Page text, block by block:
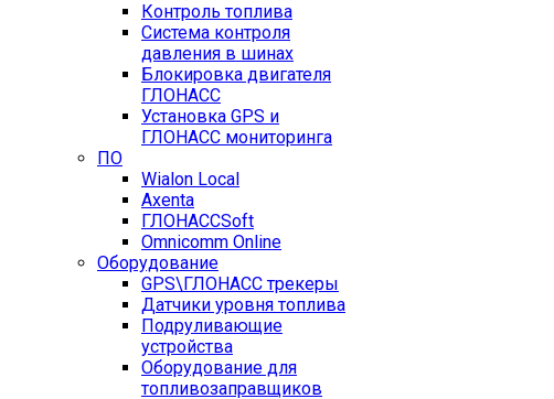
Контроль топлива
Система контроля
давления в шинах
Блокировка двигателя
ГЛОНАСС
Установка GPS и
ГЛОНАСС мониторинга
ПО
Wialon Local
Axenta
ГЛОНАССSoft
Оmnicomm Оnline
Оборудование
GPS\ГЛОНАСС трекеры
Датчики уровня топлива
Подруливающие
устройства
Оборудование для
топливозаправщиков